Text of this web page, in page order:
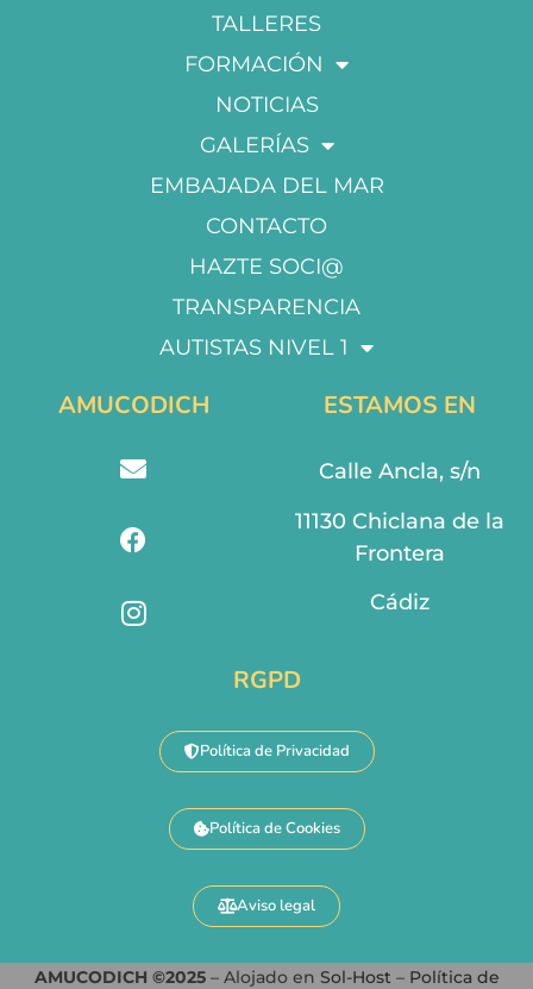
TALLERES
FORMACIÓN
NOTICIAS
GALERÍAS
EMBAJADA DEL MAR
CONTACTO
HAZTE SOCI@
TRANSPARENCIA
AUTISTAS NIVEL 1
AMUCODICH ESTAMOS EN
Calle Ancla, s/n
11130 Chiclana de la
Frontera
Cádiz
RGPD
Política de Privacidad
Política de Cookies
Aviso legal
AMUCODICH ©2025– Alojado en Sol-Host – Política de